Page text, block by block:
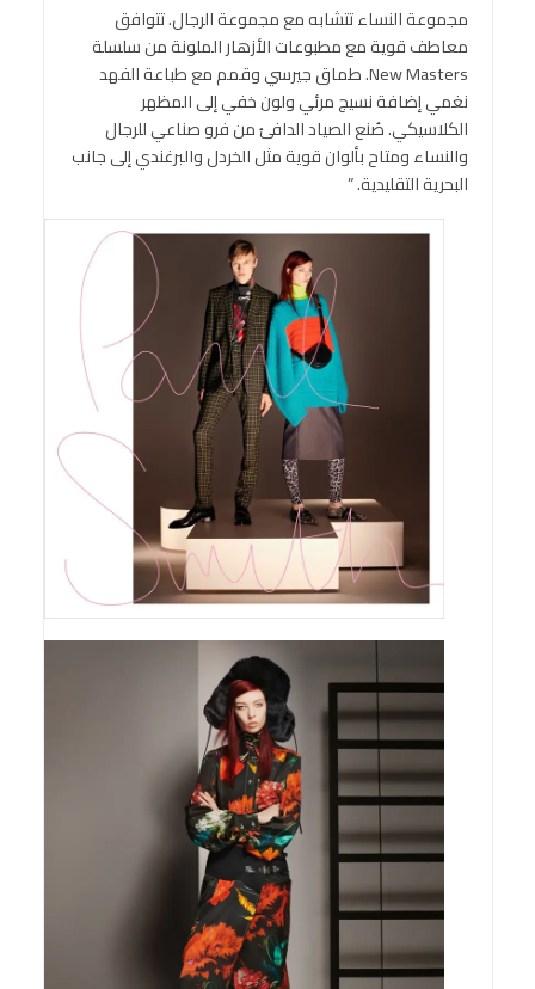
مجموعة النساء تتشابه مع مجموعة الرجال. تتوافق
معاطف قوية مع مطبوعات الأزهار الملونة من سلسلة
New Masters. طماق جيرسي وقمم مع طباعة الفهد
نغمي إضافة نسيج مرئي ولون خفي إلى المظهر
الكلاسيكي. صُنع الصياد الدافئ من فرو صناعي للرجال
والنساء ومتاح بألوان قوية مثل الخردل والبرغندي إلى جانب
البحرية التقليدية. ”